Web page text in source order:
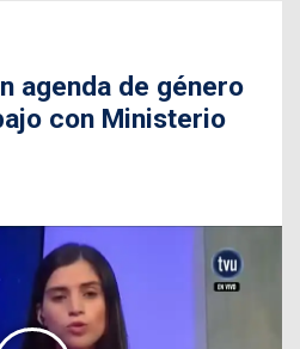
agenda de género
con Ministerio